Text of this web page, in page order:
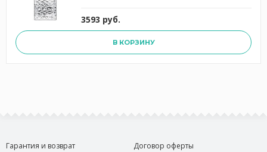
3593 руб.
В КОРЗИНУ
Гарантия и возврат
Договор оферты